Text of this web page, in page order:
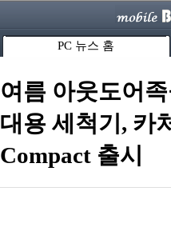
PC 뉴스 홈
여름 아웃도어
대용 세척기, 카
Compact 출시